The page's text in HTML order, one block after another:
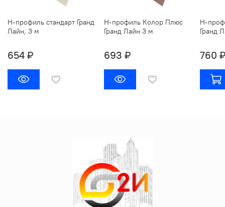
Н-профиль стандарт Гранд
Лайн, 3 м
654 ₽
Н-профиль Колор Плюс
Гранд Лайн 3 м
693 ₽
Н-
Гранд
760 ₽